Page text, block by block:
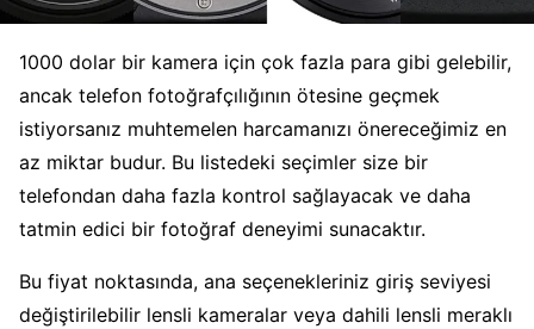
1000 dolar bir kamera için çok fazla para gibi gelebilir,
ancak telefon fotoğrafçılığının ötesine geçmek
istiyorsanız muhtemelen harcamanızı önereceğimiz en
az miktar budur. Bu listedeki seçimler size bir
telefondan daha fazla kontrol sağlayacak ve daha
tatmin edici bir fotoğraf deneyimi sunacaktır.
Bu fiyat noktasında, ana seçenekleriniz giriş seviyesi
değiştirilebilir lensli kameralar veya dahili lensli meraklı